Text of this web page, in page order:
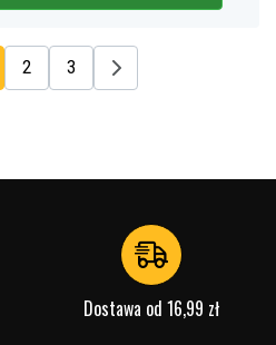
2 3
Dostawa od 16,99 zł